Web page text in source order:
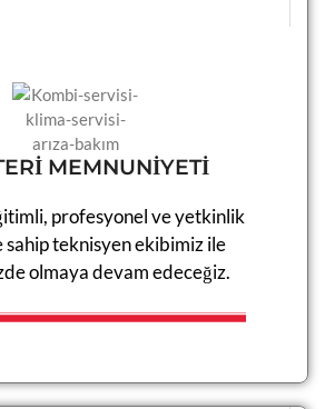
MEMNUNİYETİ
profesyonel ve yetkinlik
sahip teknisyen ekibimiz ile
olmaya devam edeceğiz.​